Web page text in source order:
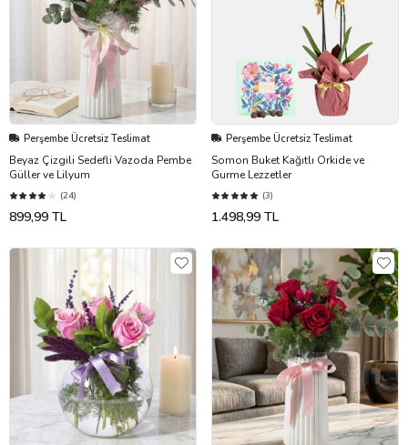
Perşembe Ücretsiz Teslimat
Beyaz Çizgili Sedefli Vazoda Pembe
Güller ve Lilyum
(24)
899,99 TL
Perşembe Ücretsiz Teslimat
Somon Buket Kağıtlı Orkide ve
Gurme Lezzetler
(3)
1.498,99 TL